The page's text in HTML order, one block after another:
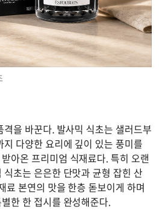
을 바꾼다. 발사믹 식초는 샐러드부
다양한 요리에 깊이 있는 풍미를
아온 프리미엄 식재료다. 특히 오랜
초는 은은한 단맛과 균형 잡힌 산
료 본연의 맛을 한층 돋보이게 하며
한 한 접시를 완성해준다.